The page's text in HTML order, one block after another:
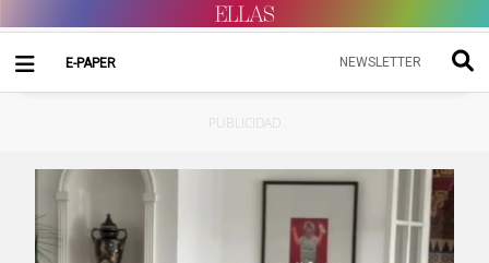
E-PAPER NEWSLETTER
PUBLICIDAD